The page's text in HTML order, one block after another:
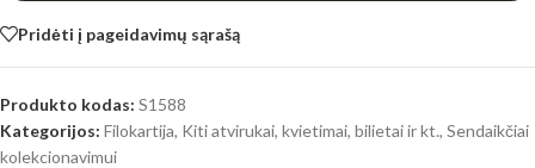
Pridėti į pageidavimų sąrašą
Produkto kodas: S1588
Kategorijos: Filokartija, Kiti atvirukai, kvietimai, bilietai ir kt., Sendaikčiai
kolekcionavimui